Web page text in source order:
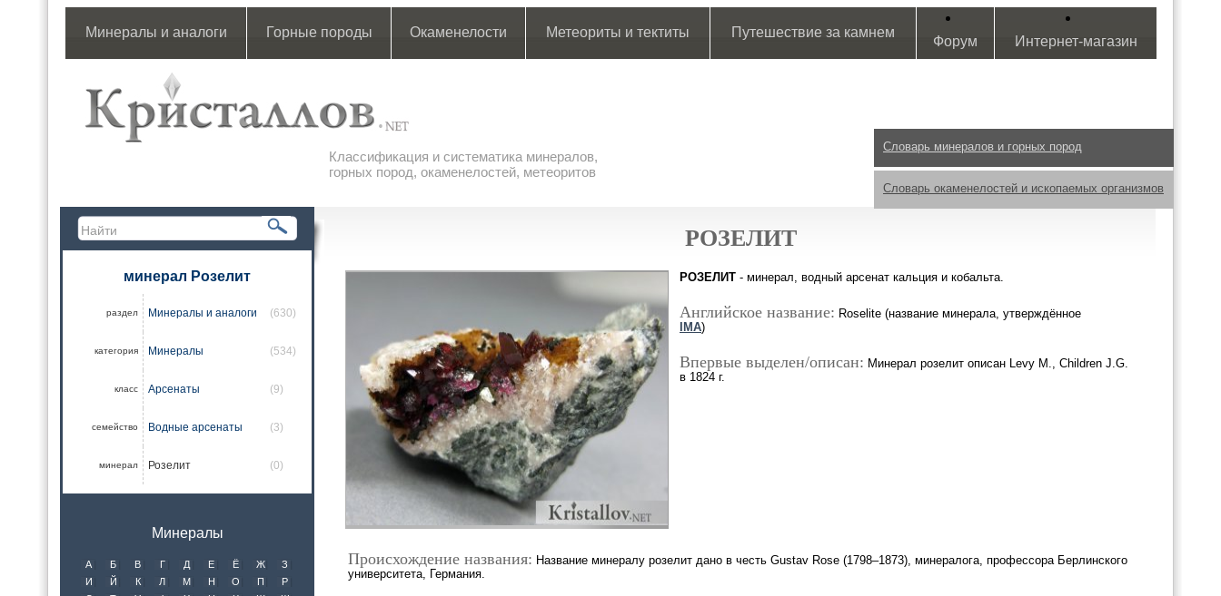
Минералы и аналоги Горные породы Окаменелости Метеориты и тектиты Путешествие за камнем
Форум Интернет-магазин
Классификация и систематика минералов,
горных пород, окаменелостей, метеоритов
Словарь минералов и горных пород
Словарь окаменелостей и ископаемых организмов
минерал Розелит
раздел Минералы и аналоги (630)
категория Минералы (534)
класс Арсенаты (9)
семейство Водные арсенаты (3)
минерал Розелит (0)
Минералы
А Б В Г Д Е Ё Ж
З
И
Й К Л М Н О П
Р
РОЗЕЛИТ
РОЗЕЛИТ - минерал, водный арсенат кальция и кобальта.
Английское название: Roselite (название минерала, утверждённое
IMA)
Впервые выделен/описан: Минерал розелит описан Levy M., Children J.G.
в 1824 г.
Происхождение названия: Название минералу розелит дано в честь Gustav Rose (1798–1873), минералога, профессора Берлинского
университета, Германия.